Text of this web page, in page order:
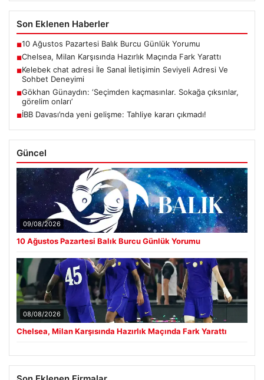
Son Eklenen Haberler
■10 Ağustos Pazartesi Balık Burcu Günlük Yorumu
■Chelsea, Milan Karşısında Hazırlık Maçında Fark Yarattı
■Kelebek chat adresi İle Sanal İletişimin Seviyeli Adresi Ve
Sohbet Deneyimi
■Gökhan Günaydın: ‘Seçimden kaçmasınlar. Sokağa çıksınlar,
görelim onları’
■İBB Davası’nda yeni gelişme: Tahliye kararı çıkmadı!
Güncel
09/08/2026
10 Ağustos Pazartesi Balık Burcu Günlük Yorumu
08/08/2026
Chelsea, Milan Karşısında Hazırlık Maçında Fark Yarattı